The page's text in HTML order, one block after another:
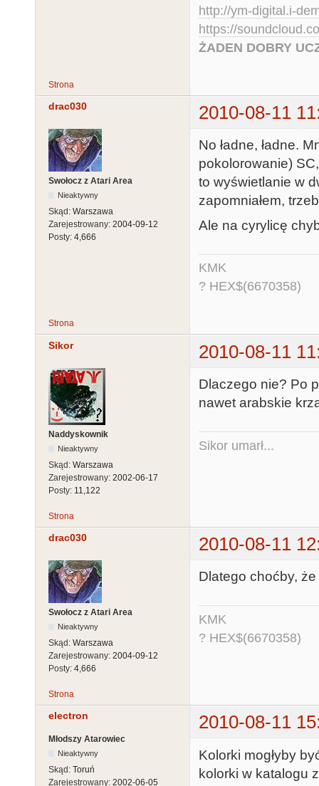
http://ym-digital.i-
https://
ŻADEN DOBRY
Strona
drac030 2010-08-11
Swołocz z Atari Area
Nieaktywny
Skąd: Warszawa
Zarejestrowany: 2004-09-12
Posty: 4,666
No ładne, ładne.
pokolorowanie)
to wyświetlanie w
zapomniałem,
Ale na cyrylicę
KMK
? HEX$(6670358)
Strona
Sikor 2010-08-11
Naddyskownik
Nieaktywny
Skąd: Warszawa
Zarejestrowany: 2002-06-17
Posty: 11,122
Dlaczego nie? Po
nawet arabskie
Sikor umarł...
Strona
drac030 2010-08-11
Swołocz z Atari Area
Nieaktywny
Skąd: Warszawa
Zarejestrowany: 2004-09-12
Posty: 4,666
Dlatego choćby,
KMK
? HEX$(6670358)
Strona
electron 2010-08-11
Młodszy Atarowiec
Nieaktywny
Skąd: Toruń
Zarejestrowany: 2002-06-05
Kolorki mogłyby
kolorki w katalogu